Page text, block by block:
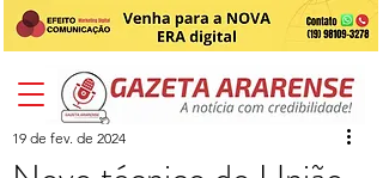
19 de fev. de 2024